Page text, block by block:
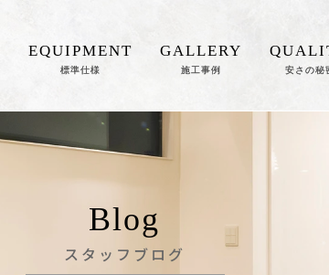
EQUIPMENT
標準仕様
GALLERY
施工事例 安さの秘
Blog
スタッフブログ